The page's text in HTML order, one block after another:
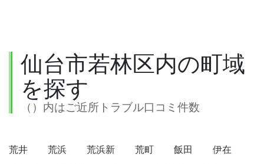
仙台市若林区内の町域
を探す
（）内はご近所トラブル口コミ件数
荒井 荒浜 荒浜新 荒町 飯田
伊在